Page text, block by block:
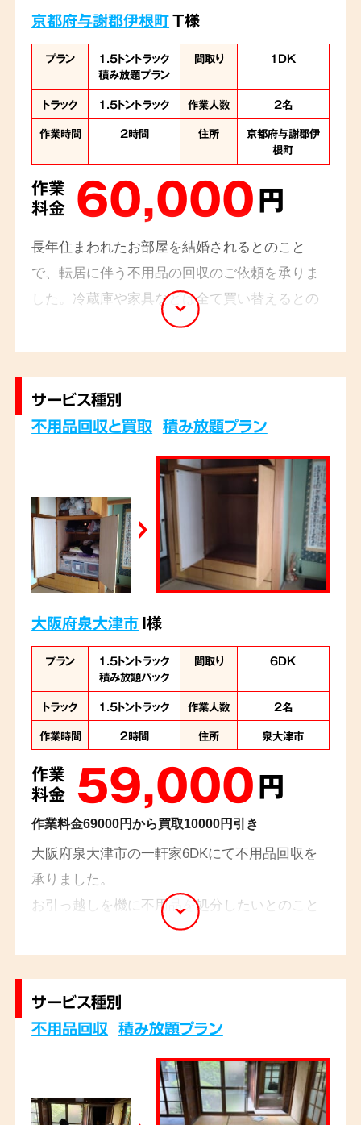
京都府与謝郡伊根町T様
プラン
1.5トントラック
積み放題プラン
間取り 1DK
トラック 1.5トントラック 作業人数
2名
作業時間
2時間 住所
京都府与謝郡伊
根町
作業
料金 60,000円
長年住まわれたお部屋を結婚されるとのこと
で、転居に伴う不用品の回収のご依頼を承りま
した。冷蔵庫や家具などは全て買い替えるとの
ことでしたので回収させていただきました。お
部屋が2階でしたので階段での搬出作業でしたが
気を付けて作業を進めていきました。
サービス種別
不用品回収と買取 積み放題プラン
大阪府泉大津市I様
プラン
1.5トントラック
積み放題パック
間取り 6DK
トラック 1.5トントラック 作業人数
2名
作業時間
２時間 住所 泉大津市
作業
料金 59,000円
作業料金69000円から買取10000円引き
大阪府泉大津市の一軒家6DKにて不用品回収を
承りました。
お引っ越しを機に不用品を処分したいとのこと
でした。趣味で集めていた骨董品について買取
のご相談も承り、専門スタッフが査定・買取い
たしました。不用品処分費用から買取額を差し
引かせていただき、ご依頼主様に大変お喜びい
ただけました。
サービス種別
不用品回収 積み放題プラン